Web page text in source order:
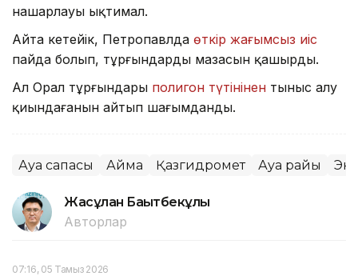
нашарлауы ықтимал.
Айта кетейік, Петропавлда өткір жағымсыз иіс
пайда болып, тұрғындардың мазасын қашырды.
Ал Орал тұрғындары полигон түтінінен тыныс алу
қиындағанын айтып шағымданды.
Ауа сапасы Аймақ Қазгидромет Ауа райы
Жасұлан Бақытбекұлы
Авторлар
07:16, 05 Тамыз 2026